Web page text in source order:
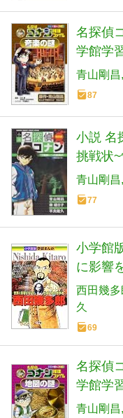
名探偵
学館学
COMIC
青山剛昌
87
小説 名
挑戦状
ミック
青山剛昌
77
小学館
に影響
まんが
西田幾
久
69
名探偵
学館学
COMIC
青山剛昌